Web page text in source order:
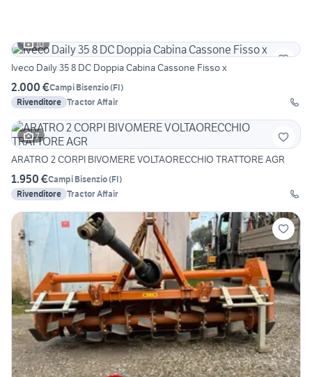
10
Iveco Daily 35 8 DC Doppia Cabina Cassone Fisso x
2.000 €Campi Bisenzio(FI)
Rivenditore Tractor Affair
7
ARATRO 2 CORPI BIVOMERE VOLTAORECCHIO TRATTORE AGR
1.950 €Campi Bisenzio(FI)
Rivenditore Tractor Affair